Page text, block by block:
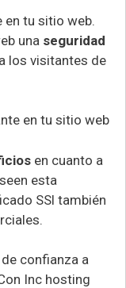
en tu sitio web.
una seguridad
los visitantes de
en cuanto a
esta
SSl también
confianza a
Inc hosting